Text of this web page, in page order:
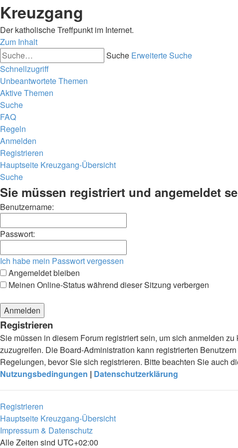
Kreuzgang
Der katholische Treffpunkt im Internet.
Zum Inhalt
Suche Erweiterte Suche
Schnellzugriff
Unbeantwortete Themen
Aktive Themen
Suche
FAQ
Regeln
Anmelden
Registrieren
Hauptseite Kreuzgang-Übersicht
Suche
Sie müssen registriert und angemeldet
Benutzername:
Passwort:
Ich habe mein Passwort vergessen
Angemeldet bleiben
Meinen Online-Status während dieser Sitzung verbergen
Registrieren
Sie müssen in diesem Forum registriert sein, um sich anmelden
zuzugreifen. Die Board-Administration kann registrierten
Regelungen, bevor Sie sich registrieren. Bitte beachten Sie auch
Nutzungsbedingungen | Datenschutzerklärung
Registrieren
Hauptseite Kreuzgang-Übersicht
Impressum & Datenschutz
Alle Zeiten sind UTC+02:00